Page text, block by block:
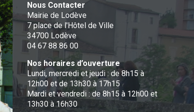
Nous Contacter
Mairie de Lodève
7 place de l'Hôtel de Ville
34700 Lodève
04 67 88 86 00
Nos horaires d’ouverture
Lundi, mercredi et jeudi : de 8h15 à
12h00 et de 13h30 à 17h15
Mardi et vendredi : de 8h15 à 12h00 et
13h30 à 16h30